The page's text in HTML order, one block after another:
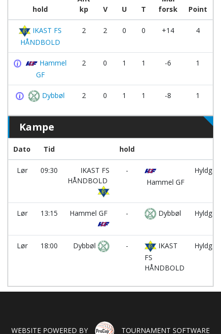
hold
kp
V U T
forsk
Point
IKAST FS
HÅNDBOLD
2 2 0 0 +14 4
Hammel
GF
2 0 1 1 -6 1
Dybbøl 2 0 1 1 -8 1
Kampe
Dato Tid hold
Lør 09:30
IKAST FS
HÅNDBOLD
-
Hammel GF
Lør 13:15 Hammel GF - Dybbøl
Lør 18:00 Dybbøl -
IKAST
FS
HÅNDBOLD
WEBSITE POWERED BY TOURNAMENT SOFTWARE